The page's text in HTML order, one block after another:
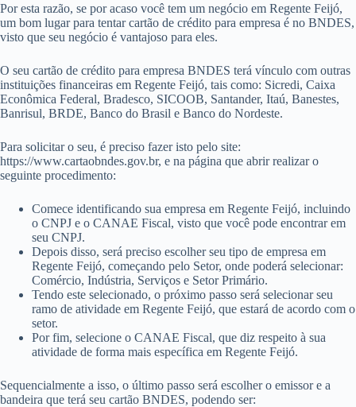
Por esta razão, se por acaso você tem um negócio em Regente Feijó,
um bom lugar para tentar cartão de crédito para empresa é no BNDES,
visto que seu negócio é vantajoso para eles.
O seu cartão de crédito para empresa BNDES terá vínculo com outras
instituições financeiras em Regente Feijó, tais como: Sicredi, Caixa
Econômica Federal, Bradesco, SICOOB, Santander, Itaú, Banestes,
Banrisul, BRDE, Banco do Brasil e Banco do Nordeste.
Para solicitar o seu, é preciso fazer isto pelo site:
https://www.cartaobndes.gov.br, e na página que abrir realizar o
seguinte procedimento:
Comece identificando sua empresa em Regente Feijó, incluindo
o CNPJ e o CANAE Fiscal, visto que você pode encontrar em
seu CNPJ.
Depois disso, será preciso escolher seu tipo de empresa em
Regente Feijó, começando pelo Setor, onde poderá selecionar:
Comércio, Indústria, Serviços e Setor Primário.
Tendo este selecionado, o próximo passo será selecionar seu
ramo de atividade em Regente Feijó, que estará de acordo com o
setor.
Por fim, selecione o CANAE Fiscal, que diz respeito à sua
atividade de forma mais específica em Regente Feijó.
Sequencialmente a isso, o último passo será escolher o emissor e a
bandeira que terá seu cartão BNDES, podendo ser: